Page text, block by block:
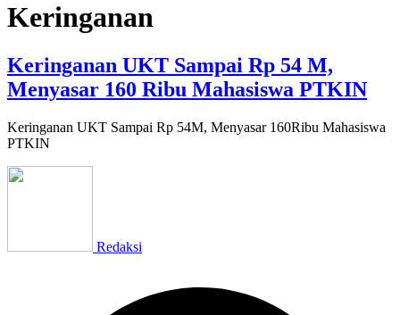
Keringanan
Keringanan UKT Sampai Rp 54 M,
Menyasar 160 Ribu Mahasiswa PTKIN
Keringanan UKT Sampai Rp 54M, Menyasar 160Ribu Mahasiswa
PTKIN
Redaksi